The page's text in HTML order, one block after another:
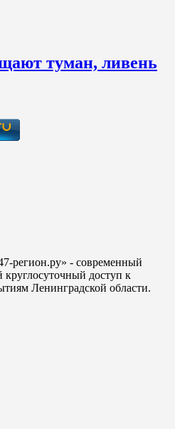
туман, ливень
регион.ру» - современный
доступ к
Ленинградской области.